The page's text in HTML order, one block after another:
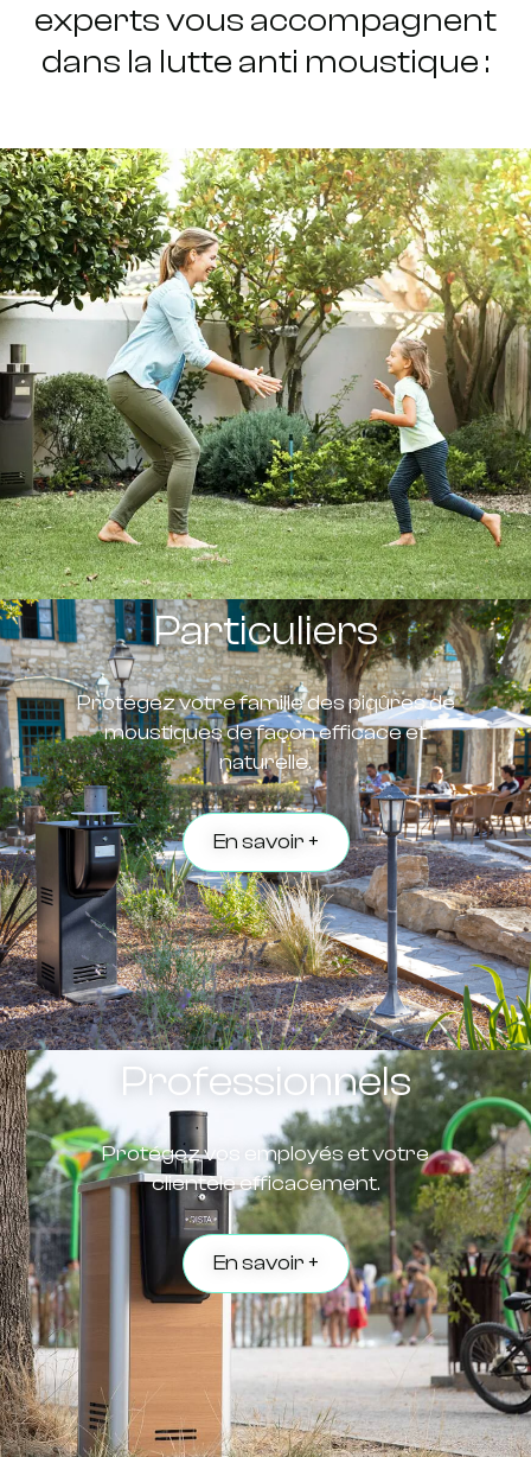
experts vous accompagnent
dans la lutte anti moustique :
Particuliers
Protégez votre famille des piqûres de
moustiques de façon efficace et
naturelle.
En savoir +
Professionnels
Protégez vos employés et votre
clientèle efficacement.
En savoir +